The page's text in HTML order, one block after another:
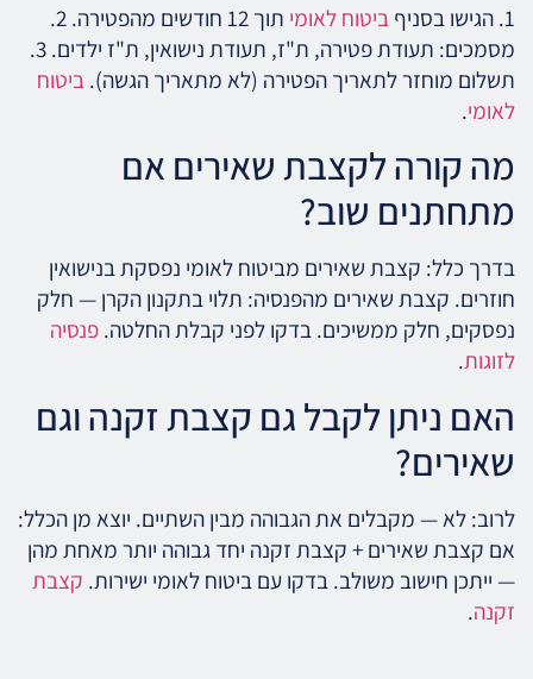
1. הגישו בסניף ביטוח לאומי
תוך 12 חודשים מהפטירה. 2.
מסמכים: תעודת פטירה, ת"ז, תעודת נישואין, ת"ז ילדים. 3.
תשלום מוחזר לתאריך הפטירה (לא מתאריך הגשה).ביטוח
לאומי.
מה קורה לקצבת שאירים אם
מתחתנים שוב?
בדרך כלל: קצבת שאירים מביטוח לאומי נפסקת בנישואין
חוזרים. קצבת שאירים מהפנסיה: תלוי בתקנון הקרן — חלק
נפסקים, חלק ממשיכים. בדקו לפני קבלת החלטה.פנסיה
לזוגות.
האם ניתן לקבל גם קצבת זקנה וגם
שאירים?
לרוב: לא — מקבלים את הגבוהה מבין השתיים. יוצא מן הכלל:
אם קצבת שאירים + קצבת זקנה יחד גבוהה יותר מאחת מהן
— ייתכן חישוב משולב. בדקו עם ביטוח לאומי ישירות. קצבת
זקנה.